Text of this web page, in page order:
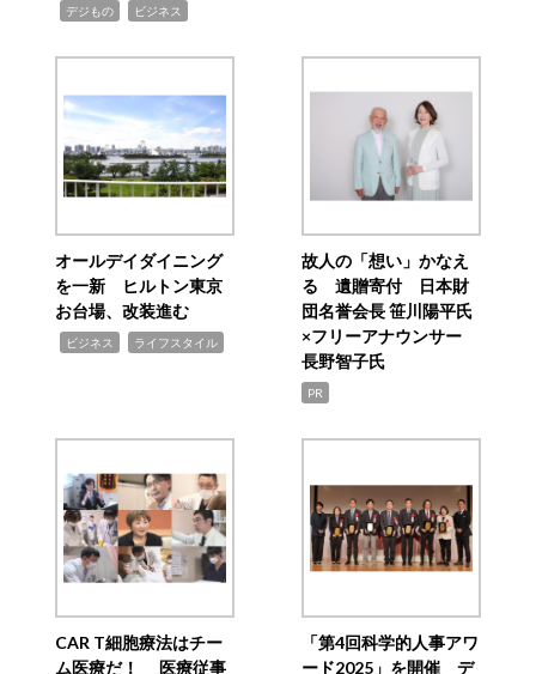
デジもの ビジネス
オールデイダイニング
を一新 ヒルトン東京
お台場、改装進む
ビジネス ライフスタイル
故人の「想い」かなえ
る 遺贈寄付 日本財
団名誉会長 笹川陽平氏
×フリーアナウンサー
長野智子氏
PR
CAR T細胞療法はチー
ム医療だ！ 医療従事
「第4回科学的人事アワ
ード2025」を開催 デ